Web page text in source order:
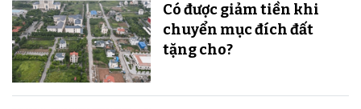
Có được giảm tiền khi
chuyển mục đích đất
tặng cho?